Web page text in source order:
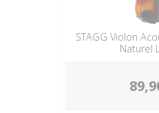
STAGG Violon
Naturel